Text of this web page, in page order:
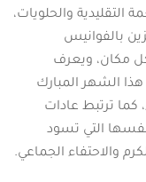
التقليدية والحلويات،
بالفوانيس
مكان، ويعرف
الشهر المبارك
كما ترتبط عادات
نفسها التي تسود
والاحتفاء الجماعي.